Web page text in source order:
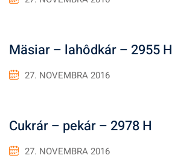
Mäsiar – lahôdkár – 2955 H
27. NOVEMBRA 2016
Cukrár – pekár – 2978 H
27. NOVEMBRA 2016